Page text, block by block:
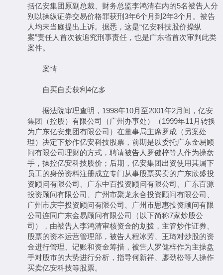
括亿安集团原副总裁、财务总监李鸿清在内的5名被告人分
别以操纵证券交易价格罪获刑3年6个月到2年3个月。被告
人均未当庭提出上诉。据悉，这是“亿安科技股价操纵
案”责任人首次被追究刑事责任，也是广东省首次审判此类
案件。
案情
自买自卖获利4亿多
据法院审理查明，1998年10月至2001年2月间，亿安
集团（控股）有限公司（广州办事处）（1999年11月转换
为广东亿安集团有限公司）在董事局主席罗成（另案处
理）决定下炒作亿安科技股票，前期是以委托广东金易顾
问有限公司理财的方式，聘请被告人罗健梓等人作为操盘
手，操控亿安科技股价；后期，亿安集团出资使用其属下
员工的身份资料注册成立专门从事股票买卖的广东欣盛投
资顾问有限公司、广东中百投资顾问有限公司、广东百源
投资顾问有限公司、广州市聚龙永合投资顾问有限公司、
广州市庆宇投资顾问有限公司、广州市恩惠投资顾问有限
公司连同广东金易顾问有限公司（以下简称7家炒股公
司），由被告人李鸿清审核资金的划拨，主管炒作证券、
股票的资本运营管理部，被告人程冰芳、王琦对炒股的资
金进行管理、记账和资金筹措，被告人罗健梓作为主操盘
手对股市的大势进行分析，指导何新祥、廖劲松等人操作
买卖亿安科技等股票。